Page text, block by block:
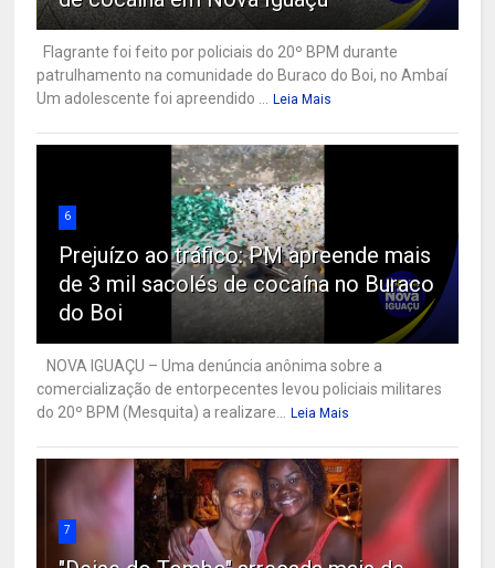
Flagrante foi feito por policiais do 20º BPM durante
patrulhamento na comunidade do Buraco do Boi, no Ambaí
Um adolescente foi apreendido ... Leia Mais
6
Prejuízo ao tráfico: PM apreende mais
de 3 mil sacolés de cocaína no Buraco
do Boi
NOVA IGUAÇU – Uma denúncia anônima sobre a
comercialização de entorpecentes levou policiais militares
do 20º BPM (Mesquita) a realizare... Leia Mais
7